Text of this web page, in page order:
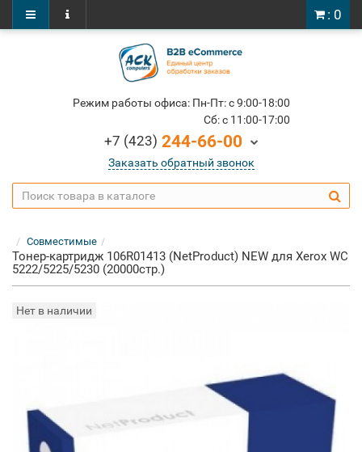
: 0
Режим работы офиса: Пн-Пт: c 9:00-18:00
Cб: c 11:00-17:00
+7 (423) 244-66-00
Заказать обратный звонок
Совместимые
Тонер-картридж 106R01413 (NetProduct) NEW для Xerox WC
5222/5225/5230 (20000стр.)
Нет в наличии